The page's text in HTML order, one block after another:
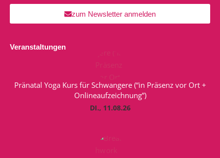
zum Newsletter anmelden
Veranstaltungen
Pränatal Yoga Kurs für Schwangere (“in Präsenz vor Ort +
Onlineaufzeichnung”)
DI., 11.08.26